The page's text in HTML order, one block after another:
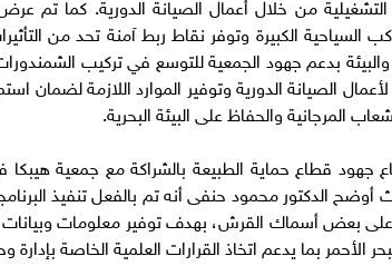
السياحية الكبيرة وتوفر نقاط ربط آمنة تحد من
والبيئة بدعم جهود الجمعية للتوسع في تركيب
الصيانة الدورية وتوفير الموارد اللازمة لضمان
المرجانية والحفاظ على البيئة البحرية.
جهود قطاع حماية الطبيعة بالشراكة مع جمعية
أوضح الدكتور محمود حنفى أنه تم بالفعل تنفيذ
على بعض أسماك القرش، بهدف توفير معلومات
بما يدعم اتخاذ القرارات العلمية الخاصة بإدارة